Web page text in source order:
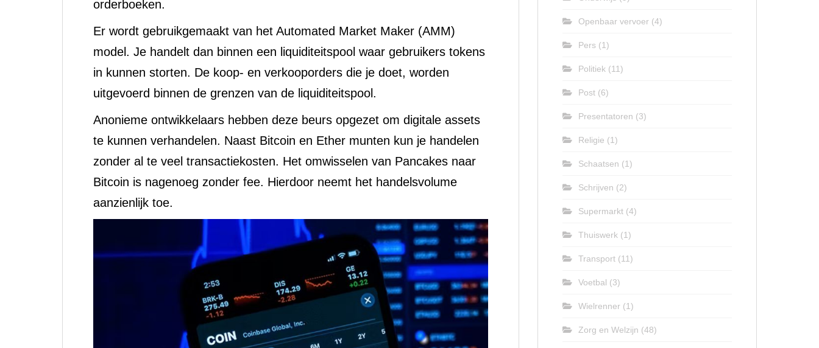
orderboeken.
Er wordt gebruikgemaakt van het Automated Market Maker (AMM)
model. Je handelt dan binnen een liquiditeitspool waar gebruikers tokens
in kunnen storten. De koop- en verkooporders die je doet, worden
uitgevoerd binnen de grenzen van de liquiditeitspool.
Anonieme ontwikkelaars hebben deze beurs opgezet om digitale assets
te kunnen verhandelen. Naast Bitcoin en Ether munten kun je handelen
zonder al te veel transactiekosten. Het omwisselen van Pancakes naar
Bitcoin is nagenoeg zonder fee. Hierdoor neemt het handelsvolume
aanzienlijk toe.
Openbaar vervoer (4)
Pers (1)
Politiek (11)
Post (6)
Presentatoren (3)
Religie (1)
Schaatsen (1)
Schrijven (2)
Supermarkt (4)
Thuiswerk (1)
Transport (11)
Voetbal (3)
Wielrenner (1)
Zorg en Welzijn (48)